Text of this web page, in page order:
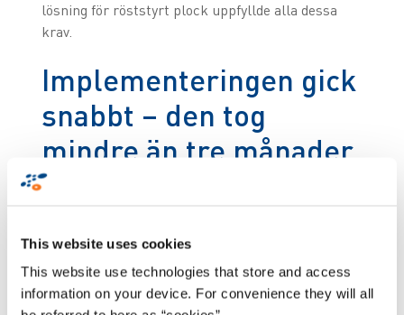
This website uses cookies
This website use technologies that store and access
information on your device. For convenience they will all
lösning för röststyrt plock uppfyllde alla dessa
krav.
Implementeringen gick
snabbt – den tog
mindre än tre månader
nå upp till 18 000 orderrader per dag. En kritisk
faktor för att möta ökande orderingång och stödja
företagets fortsatta tillväxt.